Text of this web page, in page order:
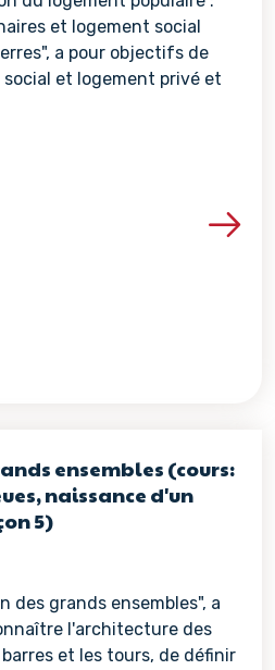
et logement social
a pour objectifs de
et logement privé et
Voir les détails de la
ensembles (cours:
naissance d'un
5)
des grands ensembles", a
l'architecture des
et les tours, de définir